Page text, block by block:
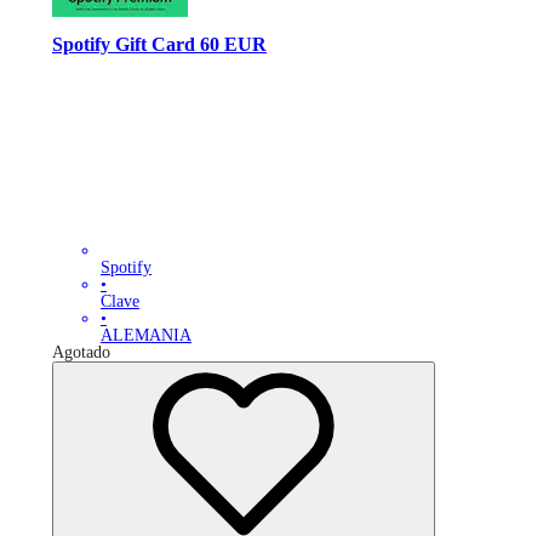
Spotify Gift Card 60 EUR
Spotify
•
Clave
•
ALEMANIA
Agotado